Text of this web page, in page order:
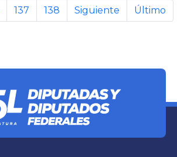
137 138 Siguiente Último